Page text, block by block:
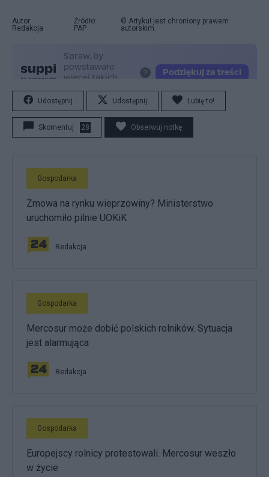
Autor:
Redakcja
Źródło:
PAP
© Artykuł jest chroniony prawem
autorskim.
Udostępnij Udostępnij Lubię to!
Skomentuj 28 Obserwuj notkę
Gospodarka
Zmowa na rynku wieprzowiny? Ministerstwo
uruchomiło pilnie UOKiK
Redakcja
Gospodarka
Mercosur może dobić polskich rolników. Sytuacja
jest alarmująca
Redakcja
Gospodarka
Europejscy rolnicy protestowali. Mercosur weszło
w życie